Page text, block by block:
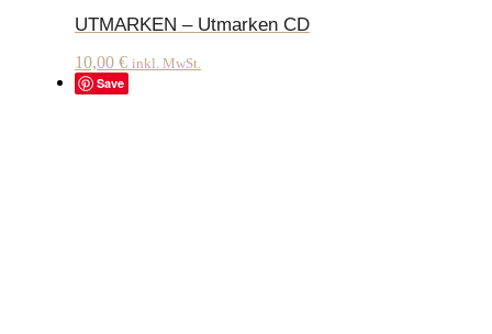
UTMARKEN – Utmarken CD
10,00 € inkl. MwSt.
Save